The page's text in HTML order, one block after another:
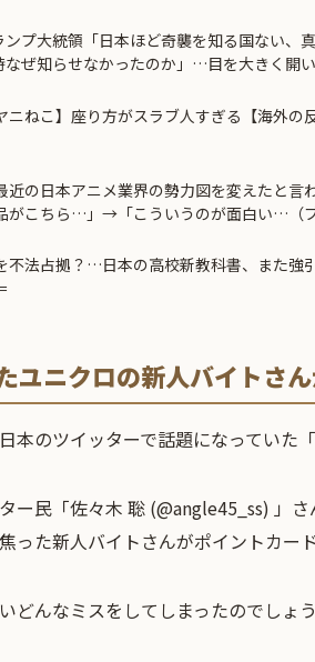
ンプ大統領「日本ほど奇襲を知る国ない、
なぜ知らせなかったのか」…目を大きく開
ニねこ】座り方がスラブ人すぎる【海外の
近の日本アニメ業界の勢力図を変えたと言
がこちら…」→「こういうのが面白い…（
不法占拠？…日本の高校新教科書、また強
ユニクロの新人バイトさ
本のツイッターで話題になっていた
ー民「佐々木 聡 (@angle45_ss) 」
った新人バイトさんがポイントカー
どんなミスをしてしまったのでしょ